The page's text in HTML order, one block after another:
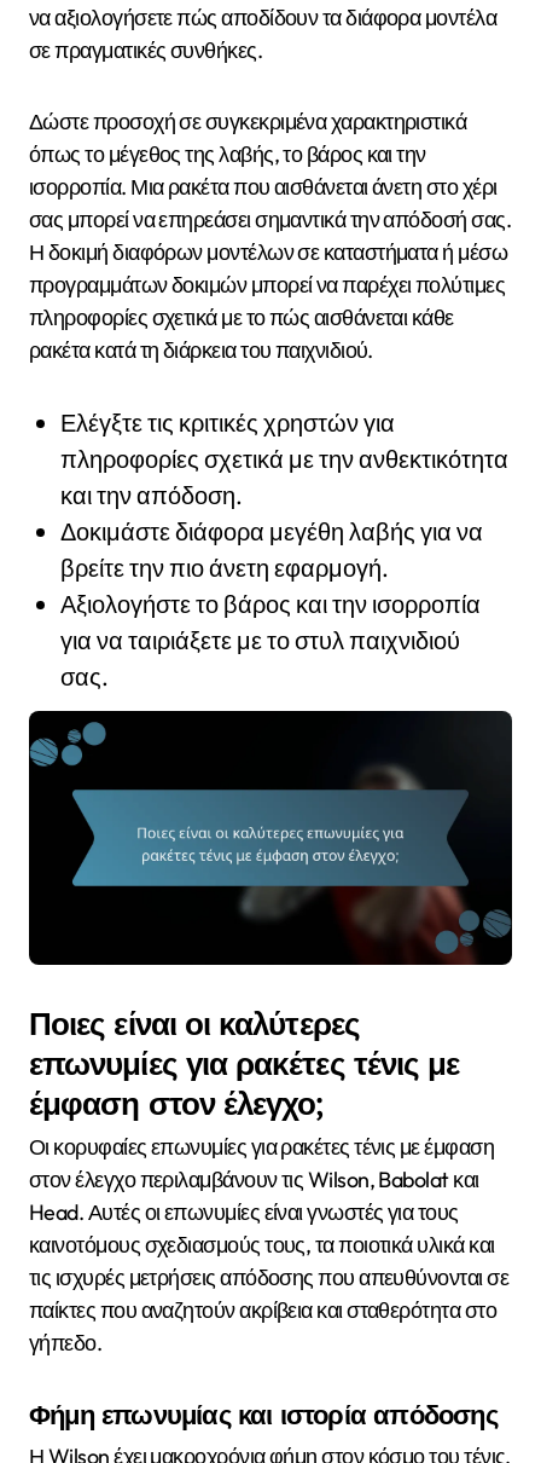
να αξιολογήσετε πώς αποδίδουν τα διάφορα μοντέλα
σε πραγματικές συνθήκες.
Δώστε προσοχή σε συγκεκριμένα χαρακτηριστικά
όπως το μέγεθος της λαβής, το βάρος και την
ισορροπία. Μια ρακέτα που αισθάνεται άνετη στο χέρι
σας μπορεί να επηρεάσει σημαντικά την απόδοσή σας.
Η δοκιμή διαφόρων μοντέλων σε καταστήματα ή μέσω
προγραμμάτων δοκιμών μπορεί να παρέχει πολύτιμες
πληροφορίες σχετικά με το πώς αισθάνεται κάθε
ρακέτα κατά τη διάρκεια του παιχνιδιού.
Ελέγξτε τις κριτικές χρηστών για
πληροφορίες σχετικά με την ανθεκτικότητα
και την απόδοση.
Δοκιμάστε διάφορα μεγέθη λαβής για να
βρείτε την πιο άνετη εφαρμογή.
Αξιολογήστε το βάρος και την ισορροπία
για να ταιριάξετε με το στυλ παιχνιδιού
σας.
Ποιες είναι οι καλύτερες
επωνυμίες για ρακέτες τένις με
έμφαση στον έλεγχο;
Οι κορυφαίες επωνυμίες για ρακέτες τένις με έμφαση
στον έλεγχο περιλαμβάνουν τις Wilson, Babolat και
Head. Αυτές οι επωνυμίες είναι γνωστές για τους
καινοτόμους σχεδιασμούς τους, τα ποιοτικά υλικά και
τις ισχυρές μετρήσεις απόδοσης που απευθύνονται σε
παίκτες που αναζητούν ακρίβεια και σταθερότητα στο
γήπεδο.
Φήμη επωνυμίας και ιστορία απόδοσης
Η Wilson έχει μακροχρόνια φήμη στον κόσμο του τένις,